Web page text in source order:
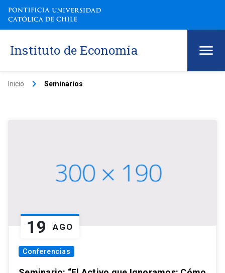
Instituto de Economía
Inicio keyboard_arrow_right Seminarios
19 AGO
Conferencias